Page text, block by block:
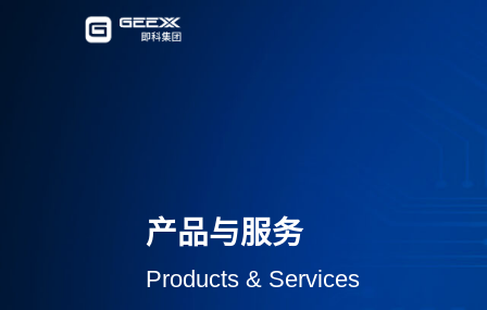
产品与服务
Products & Services